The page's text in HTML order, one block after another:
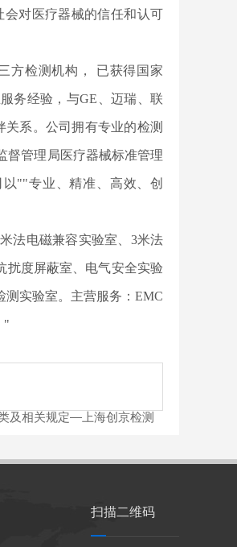
对医疗器械的信任和认可
方检测机构， 已获得国家
务经验，与GE、迈瑞、联
系。公司拥有专业的检测
督管理局医疗器械标准管理
""专业、精准、高效、创
法电磁兼容实验室、3米法
扰度屏蔽室、电气安全实验
实验室。主营服务：EMC
"
及相关规定—上海创京检测
扫描二维码